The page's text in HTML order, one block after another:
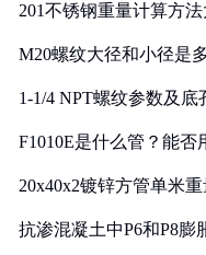
201不锈钢重量计算方法
M20螺纹大径和小径是
1-1/4 NPT螺纹参数及底
F1010E是什么管？能否
20x40x2镀锌方管单米
抗渗混凝土中P6和P8膨